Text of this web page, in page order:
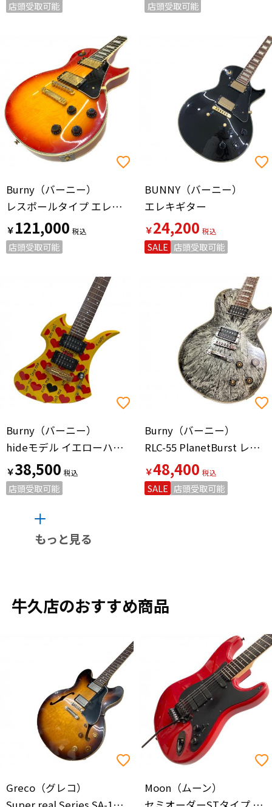
店頭受取可能 店頭受取可能
Burny（バーニー）
レスポールタイプ エレキギター RLC-60 2002年以降 VH-1 @ Π
￥121,000
店頭受取可能
BUNNY（バーニー）
エレキギター
￥24,200
SALE 店頭受取可能
Burny（バーニー）
hideモデル イエローハートJr エレキギター YH-JR
￥38,500
店頭受取可能
Burny（バーニー）
RLC-55 PlanetBurst レスポールタイプ エレキギター
￥48,400
SALE 店頭受取可能
もっと見る
牛久店のおすすめ商品
Greco（グレコ）
Moon（ムーン）